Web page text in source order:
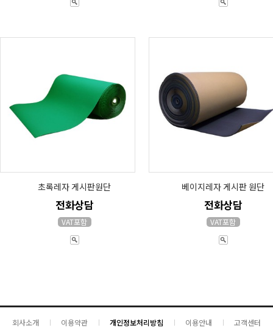
초록레자 게시판원단
전화상담
VAT포함
베이지레자 게시판 원단
전화상담
VAT포함
회사소개 이용약관 개인정보처리방침 이용안내 고객센터